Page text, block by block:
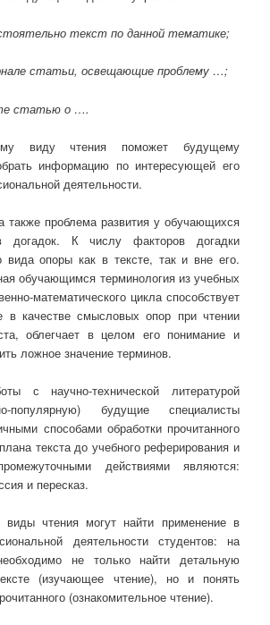
текст по данной тематике;
статьи, освещающие проблему …;
статью о ….
виду чтения поможет будущему
информацию по интересующей его
деятельности.
также проблема развития у обучающихся
догадок. К числу факторов догадки
вида опоры как в тексте, так и вне его.
обучающимся терминология из учебных
математического цикла способствует
в качестве смысловых опор при чтении
облегчает в целом его понимание и
ложное значение терминов.
с научно-технической литературой
популярную) будущие специалисты
способами обработки прочитанного
текста до учебного реферирования и
действиями являются:
и пересказ.
виды чтения могут найти применение в
деятельности студентов: на
не только найти детальную
(изучающее чтение), но и понять
(ознакомительное чтение).